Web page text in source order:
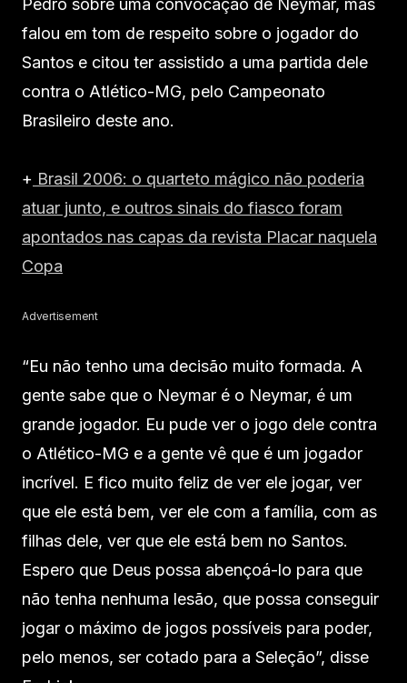
falou em tom de respeito sobre o jogador do
Santos e citou ter assistido a uma partida dele
contra o Atlético-MG, pelo Campeonato
Brasileiro deste ano.
+ Brasil 2006: o quarteto mágico não poderia
atuar junto, e outros sinais do fiasco foram
apontados nas capas da revista Placar naquela
Copa
Advertisement
“Eu não tenho uma decisão muito formada. A
gente sabe que o Neymar é o Neymar, é um
grande jogador. Eu pude ver o jogo dele contra
o Atlético-MG e a gente vê que é um jogador
incrível. E fico muito feliz de ver ele jogar, ver
que ele está bem, ver ele com a família, com as
filhas dele, ver que ele está bem no Santos.
Espero que Deus possa abençoá-lo para que
não tenha nenhuma lesão, que possa conseguir
jogar o máximo de jogos possíveis para poder,
pelo menos, ser cotado para a Seleção”, disse